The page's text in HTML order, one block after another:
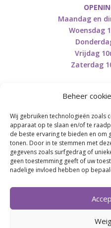
Beheer
Wij gebruiken technologieën zoals
apparaat op te slaan en/of te
de beste ervaring te bieden en om
tonen. Door in te stemmen met
gegevens zoals surfgedrag of
geen toestemming geeft of uw
nadelige invloed hebben op
Maandag en
Woensdag
Vrijdag
Zaterdag
Retourneren en
BREI- EN
Momenteel on hold